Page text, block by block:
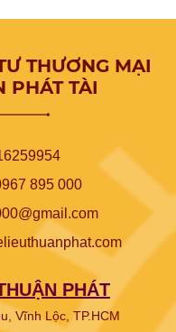
THƯƠNG MẠI
PHÁT TÀI
895 000
PHÁT
Vĩnh Lộc, TP.HCM